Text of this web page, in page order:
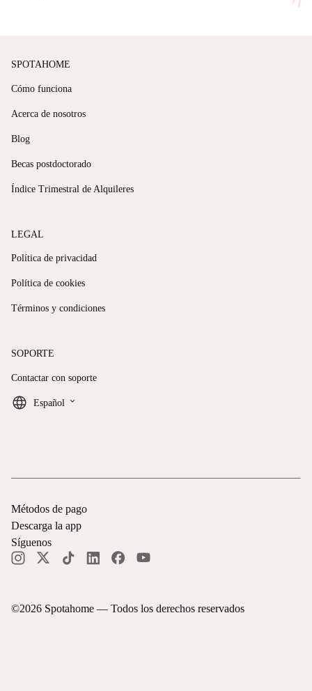
SPOTAHOME
Cómo funciona
Acerca de nosotros
Blog
Becas postdoctorado
Índice Trimestral de Alquileres
LEGAL
Política de privacidad
Política de cookies
Términos y condiciones
SOPORTE
Contactar con soporte
Español keyboard_arrow_down
©2026 Spotahome — Todos los derechos reservados
Métodos de pago
Descarga la app
Síguenos